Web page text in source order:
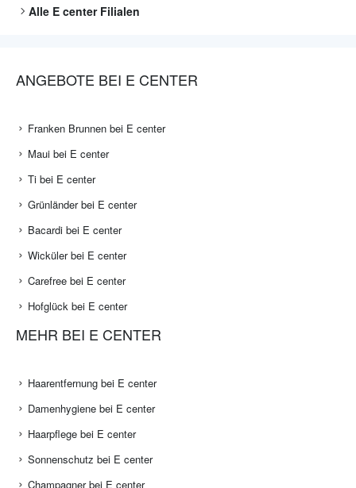
Alle E centerFilialen
ANGEBOTE BEI E CENTER
Franken Brunnen bei E center
Maui bei E center
Ti bei E center
Grünländer bei E center
Bacardi bei E center
Wicküler bei E center
Carefree bei E center
Hofglück bei E center
MEHR BEI E CENTER
Haarentfernung bei E center
Damenhygiene bei E center
Haarpflege bei E center
Sonnenschutz bei E center
Champagner bei E center